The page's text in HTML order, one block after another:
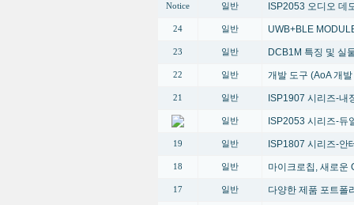
Notice 일반 ISP2053 오디오 데
24 일반 UWB+BLE
23 일반 DCB1M 특징 및 실
22 일반 개발 도구 (AoA 개
21 일반 ISP1907 시리즈-내
일반 ISP2053 시리즈-듀
19 일반 ISP1807 시리즈-안
18 일반 마이크로칩, 새로운
17 일반 다양한 제품 포트폴